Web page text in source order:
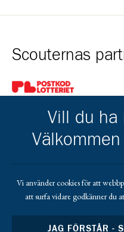
Scouternas
Gå till pl_50
Gå till https://www.mera.se/
Gå till
Vill du ha
Vi använder cookies för att
att surfa vidare godkänner du
JAG FÖRSTÅR -